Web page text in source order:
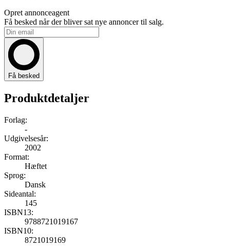
Opret annonceagent
Få besked når der bliver sat nye annoncer til salg.
Få besked
Produktdetaljer
Forlag:
-
Udgivelsesår:
2002
Format:
Hæftet
Sprog:
Dansk
Sideantal:
145
ISBN13:
9788721019167
ISBN10:
8721019169